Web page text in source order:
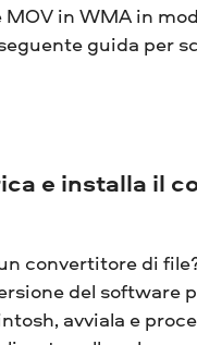
in WMA in
guida per
e installa il
convertitore di
del software
avviala e